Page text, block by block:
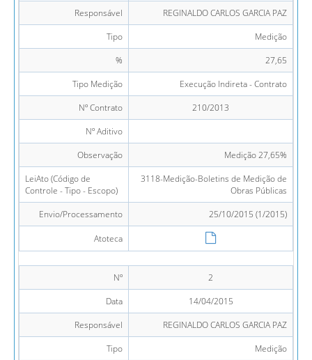
Responsável
REGINALDO CARLOS GARCIA PAZ
Tipo
Medição
%
27,65
Tipo Medição
Execução Indireta - Contrato
Nº Contrato
210/2013
Nº Aditivo
Observação
Medição 27,65%
LeiAto (Código de
Controle - Tipo - Escopo)
3118-Medição-Boletins de Medição de
Obras Públicas
Envio/Processamento
25/10/2015 (1/2015)
Atoteca
Nº
2
Data
14/04/2015
Responsável
REGINALDO CARLOS GARCIA PAZ
Tipo
Medição